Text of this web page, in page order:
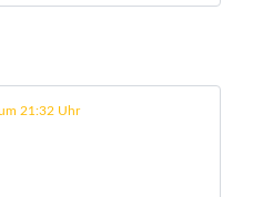
21:32 Uhr